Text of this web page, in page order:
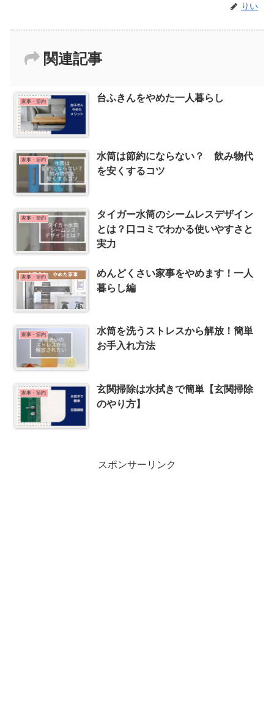
りい
関連記事
家事・節約 台ふきんをやめた一人暮らし
家事・節約
水筒は節約にならない？ 飲み物代
を安くするコツ
家事・節約
タイガー水筒のシームレスデザイン
とは？口コミでわかる使いやすさと
実力
家事・節約
めんどくさい家事をやめます！一人
暮らし編
家事・節約
水筒を洗うストレスから解放！簡単
お手入れ方法
家事・節約
玄関掃除は水拭きで簡単【玄関掃除
のやり方】
スポンサーリンク